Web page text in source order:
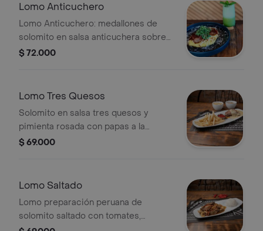
Lomo Anticuchero
Lomo Anticuchero: medallones de
solomito en salsa anticuchera sobre
puré de ají amarillo, mozzarella y
$ 72.000
Lomo Tres Quesos
Solomito en salsa tres quesos y
pimienta rosada con papas a la
francesa o vegetales saltados
$ 69.000
Lomo Saltado
Lomo preparación peruana de
solomito saltado con tomates,